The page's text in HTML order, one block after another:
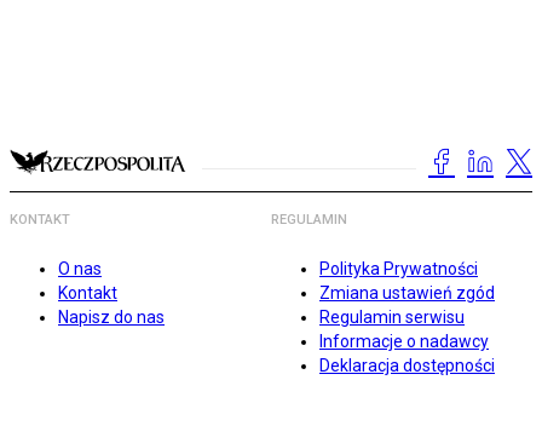
KONTAKT
O nas
Kontakt
Napisz do nas
REGULAMIN
Polityka Prywatności
Zmiana ustawień zgód
Regulamin serwisu
Informacje o nadawcy
Deklaracja dostępności